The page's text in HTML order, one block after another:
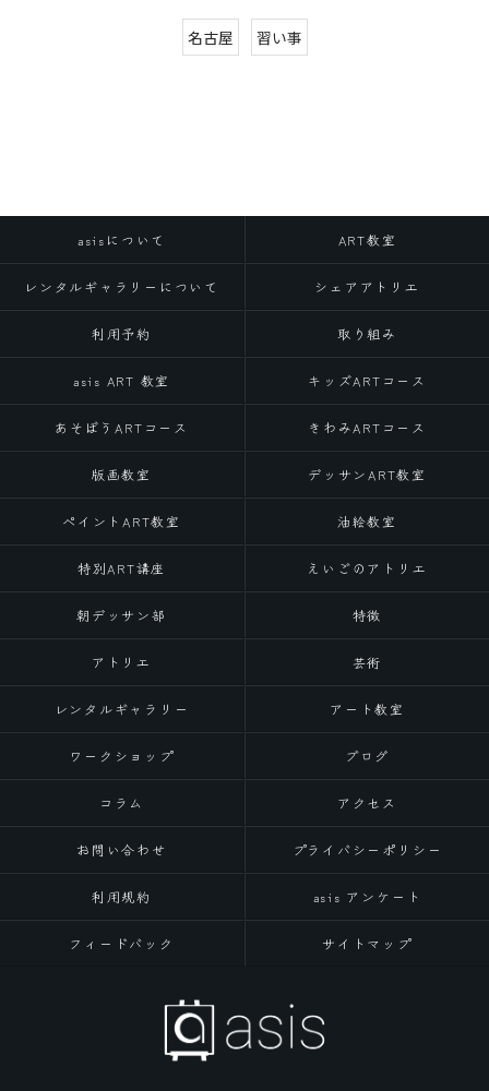
名古屋 習い事
asisについて ART教室
レンタルギャラリーについて シェアアトリエ
利用予約 取り組み
asis ART 教室 キッズARTコース
あそぼうARTコース きわみARTコース
版画教室 デッサンART教室
ペイントART教室 油絵教室
特別ART講座 えいごのアトリエ
朝デッサン部 特徴
アトリエ 芸術
レンタルギャラリー アート教室
ワークショップ ブログ
コラム アクセス
お問い合わせ プライバシーポリシー
利用規約 asis アンケート
フィードバック サイトマップ